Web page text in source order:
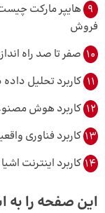
9 هایپر مارکت
فروش
10 صفر تا صد راه
11 کاربرد تحلیل
12 کاربرد هوش
13 کاربرد فناوری
14 کاربرد اینترنت
این صفحه را به